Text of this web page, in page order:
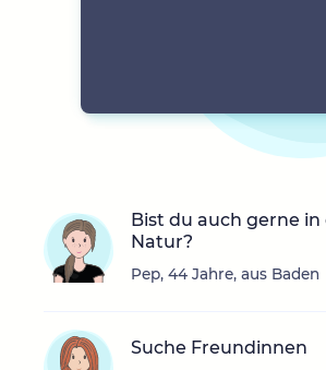
Bist du auch gerne in
Natur?
Pep, 44 Jahre, aus Baden
Suche Freundinnen